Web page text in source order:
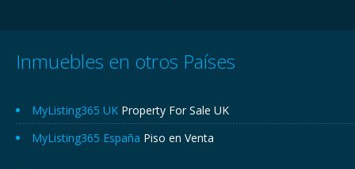
Inmuebles en otros Países
MyListing365 UK Property For Sale UK
MyListing365 España Piso en Venta